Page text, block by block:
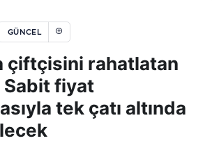
GÜNCEL
çiftçisini rahatlatan
fiyat
tek çatı altında